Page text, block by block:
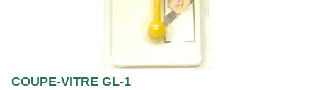
COUPE-VITRE GL-1